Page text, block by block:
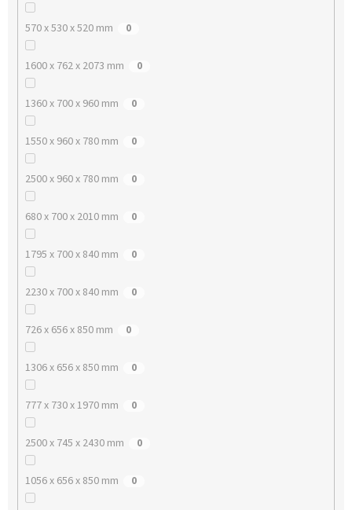
570 x 530 x 520 mm 0
1600 x 762 x 2073 mm 0
1360 x 700 x 960 mm 0
1550 x 960 x 780 mm 0
2500 x 960 x 780 mm 0
680 x 700 x 2010 mm 0
1795 x 700 x 840 mm 0
2230 x 700 x 840 mm 0
726 x 656 x 850 mm 0
1306 x 656 x 850 mm 0
777 x 730 x 1970 mm 0
2500 x 745 x 2430 mm 0
1056 x 656 x 850 mm 0